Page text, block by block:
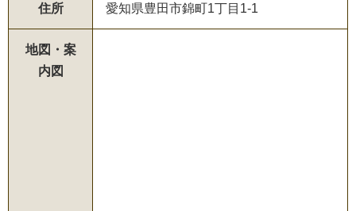
住所 愛知県豊田市錦町1丁目1-1
地図・案
内図